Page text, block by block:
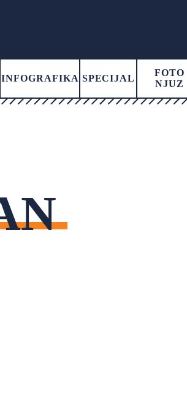
INFOGRAFIKA SPECIJAL
FOTO
NJUZ